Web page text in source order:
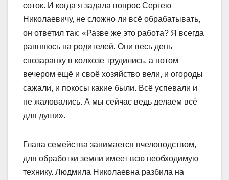
соток. И когда я задала вопрос Сергею
Николаевичу, не сложно ли всё обрабатывать,
он ответил так: «Разве же это работа? Я всегда
равняюсь на родителей. Они весь день
спозаранку в колхозе трудились, а потом
вечером ещё и своё хозяйство вели, и огороды
сажали, и покосы какие были. Всё успевали и
не жаловались. А мы сейчас ведь делаем всё
для души».
Глава семейства занимается пчеловодством,
для обработки земли имеет всю необходимую
технику. Людмила Николаевна разбила на